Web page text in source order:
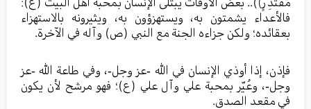
فالأعداء يشمتون به، ويستهزؤون به، ويثيرونه بالاستهزاء
بعقائده؛ ولكن جزاءه الجنة مع النبي (ص) وآله في الآخرة.
فإذن، إذا أوذي الإنسان في الله -عز وجل-، وفي طاعة الله -عز
وجل-، وعُيّر بمحبة علي وآل علي (ع)؛ فهو مرشح لأن يكون
في مقعد الصدق.